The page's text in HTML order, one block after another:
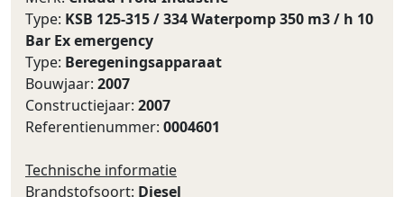
Type: KSB 125-315 / 334 Waterpomp 350 m3 / h 10
Bar Ex emergency
Type: Beregeningsapparaat
Bouwjaar: 2007
Constructiejaar: 2007
Referentienummer: 0004601
Technische informatie
Brandstofsoort: Diesel